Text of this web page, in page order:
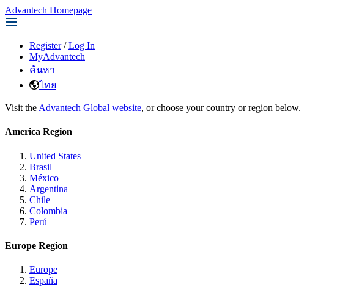
Advantech Homepage
Register / Log In
MyAdvantech
ค้นหา
ไทย
Visit the Advantech Global website, or choose your country or region below.
America Region
United States
Brasil
México
Argentina
Chile
Colombia
Perú
Europe Region
Europe
España